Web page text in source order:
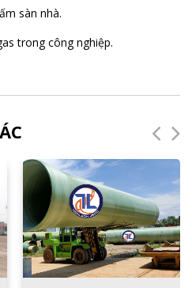
sàn nhà.
trong công nghiệp.